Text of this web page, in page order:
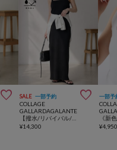
 SALE 一部予約 
COLLAGE
GALLARDAGALANTE
【撥水/リバイバル/秋にも着れる】カットリブキャミワンピース
¥14,300
一部予
¥